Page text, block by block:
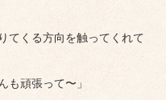
てくる方向を触ってくれて
も頑張って〜」